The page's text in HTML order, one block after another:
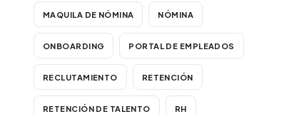
MAQUILA DE NÓMINA NÓMINA
ONBOARDING PORTAL DE EMPLEADOS
RECLUTAMIENTO RETENCIÓN
RETENCIÓN DE TALENTO RH